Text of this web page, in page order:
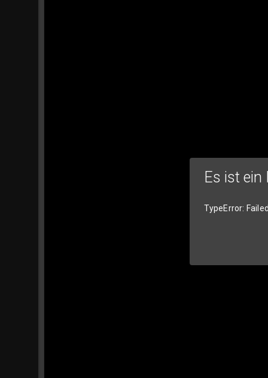
Es ist ein
TypeError: